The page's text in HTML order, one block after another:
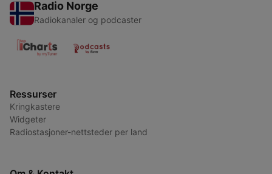
Radio Norge
Radiokanaler og podcaster
Ressurser
Kringkastere
Widgeter
Radiostasjoner-nettsteder per land